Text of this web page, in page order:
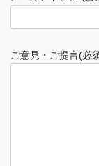
ご意見・ご提言(必